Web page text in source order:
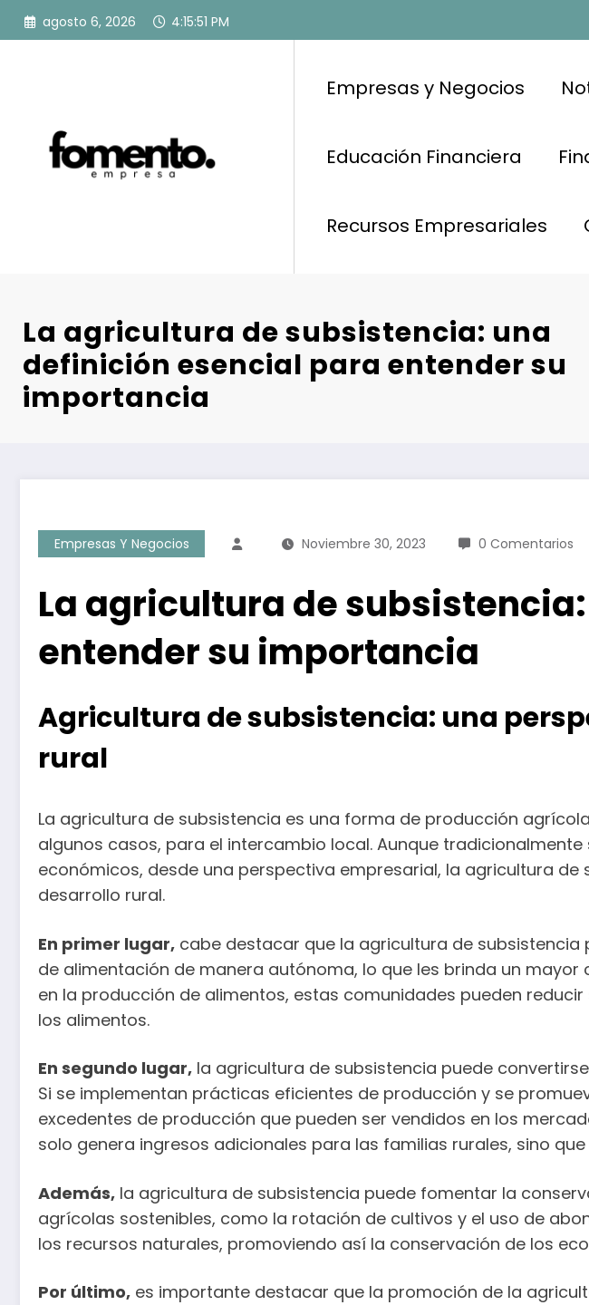
Saltar
agosto 6, 2026 4:15:51 PM
Empresas y Negocios
Educación Financiera
Recursos Empresariales
La agricultura de subsistencia: una
definición esencial para entender su
importancia
Empresas Y Negocios Noviembre 30, 2023 0 Comentarios
La agricultura de
entender su importancia
Agricultura de subsistencia: una
rural
La agricultura de subsistencia es una forma de producción
algunos casos, para el intercambio local. Aunque
económicos, desde una perspectiva empresarial, la agricultura
desarrollo rural.
En primer lugar, cabe destacar que la agricultura de
de alimentación de manera autónoma, lo que les brinda un
en la producción de alimentos, estas comunidades pueden
los alimentos.
En segundo lugar, la agricultura de subsistencia puede
Si se implementan prácticas eficientes de producción y se
excedentes de producción que pueden ser vendidos en los
solo genera ingresos adicionales para las familias rurales, sino
Además, la agricultura de subsistencia puede fomentar la
agrícolas sostenibles, como la rotación de cultivos y el uso de
los recursos naturales, promoviendo así la conservación de los
Por último, es importante destacar que la promoción de la